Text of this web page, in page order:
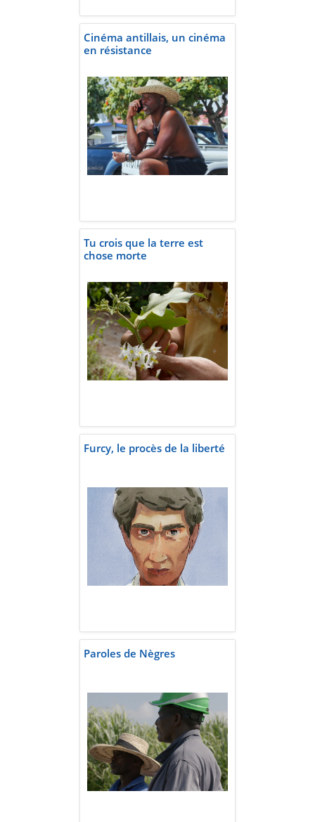
Cinéma antillais, un cinéma
en résistance
Tu crois que la terre est
chose morte
Furcy, le procès de la liberté
Paroles de Nègres